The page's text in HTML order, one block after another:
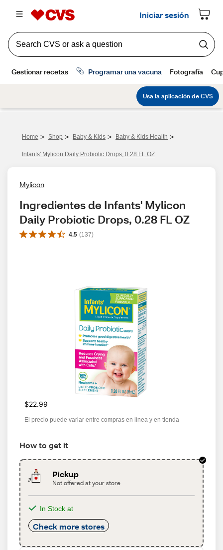
Home > Shop > Baby & Kids > Baby & Kids Health >
Infants' Mylicon Daily Probiotic Drops, 0.28 FL OZ
Mylicon
Ingredientes de Infants' Mylicon
Daily Probiotic Drops, 0.28 FL OZ
4.5 (137)
$22.99
El precio puede variar entre compras en línea y en tienda
How to get it
Pickup
Not offered at your store
In Stock at
Check more stores